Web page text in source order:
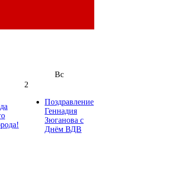
Вс
2
Поздравление
Геннадия
Зюганова с
Днём ВДВ